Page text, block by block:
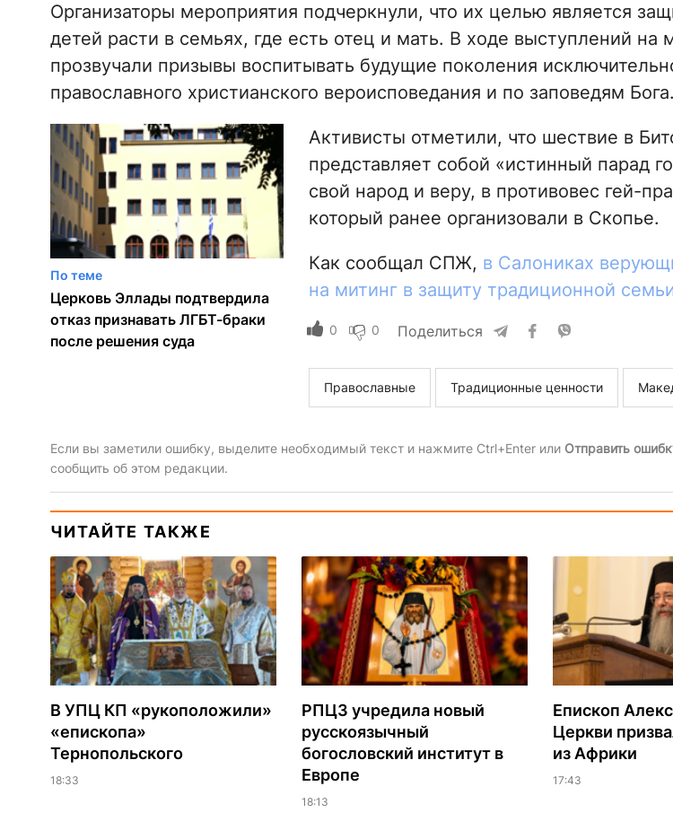
Организаторы мероприятия подчеркнули, что их целью является
детей расти в семьях, где есть отец и мать. В ходе выступлений на
прозвучали призывы воспитывать будущие поколения
православного христианского вероисповедания и по заповедям Бога.
По теме
Церковь Эллады подтвердила
отказ признавать ЛГБТ-браки
после решения суда
Активисты отметили, что шествие в
представляет собой «истинный парад
свой народ и веру, в противовес гей-
который ранее организовали в Скопье.
Как сообщал СПЖ, в Салониках
на митинг в защиту традиционной
0 0 Поделиться
Православные Традиционные ценности
Если вы заметили ошибку, выделите необходимый текст и нажмите Ctrl+Enter или Отправить
сообщить об этом редакции.
ЧИТАЙТЕ ТАКЖЕ
В УПЦ КП «рукоположили»
«епископа»
Тернопольского
18:33
РПЦЗ учредила новый
русскоязычный
богословский институт в
Европе
18:13
Епископ
Церкви
из Африки
17:43